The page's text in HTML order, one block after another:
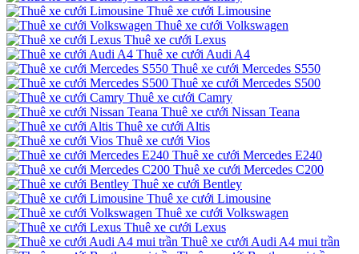
Thuê xe cưới Limousine
Thuê xe cưới Volkswagen
Thuê xe cưới Lexus
Thuê xe cưới Audi A4
Thuê xe cưới Mercedes S550
Thuê xe cưới Mercedes S500
Thuê xe cưới Camry
Thuê xe cưới Nissan Teana
Thuê xe cưới Altis
Thuê xe cưới Vios
Thuê xe cưới Mercedes E240
Thuê xe cưới Mercedes C200
Thuê xe cưới Bentley
Thuê xe cưới Limousine
Thuê xe cưới Volkswagen
Thuê xe cưới Lexus
Thuê xe cưới Audi A4 mui trần